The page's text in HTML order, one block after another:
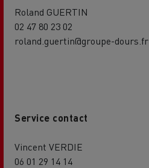
Roland GUERTIN
02 47 80 23 02
roland.guertin@groupe-dours.fr
Service contact
Vincent VERDIE
06 01 29 14 14